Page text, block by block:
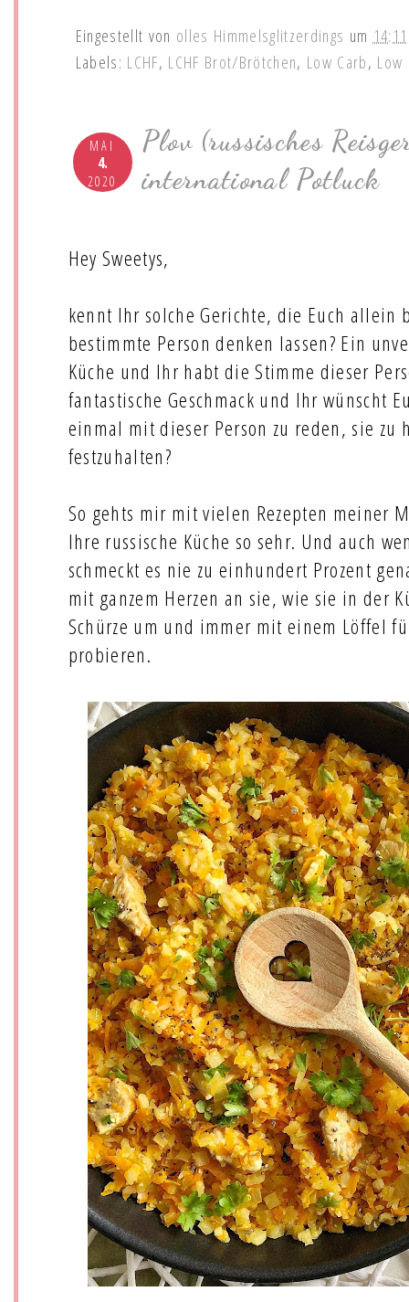
Eingestellt von olles Himmelsglitzerdings um 14:11
Labels: LCHF, LCHF Brot/Brötchen, Low Carb, Low
MAI
4.
2020
Plov (russisches
international Potluck
Hey Sweetys,
kennt Ihr solche Gerichte, die Euch allein
bestimmte Person denken lassen? Ein
Küche und Ihr habt die Stimme dieser
fantastische Geschmack und Ihr wünscht
einmal mit dieser Person zu reden, sie zu
festzuhalten?
So gehts mir mit vielen Rezepten meiner
Ihre russische Küche so sehr. Und auch
schmeckt es nie zu einhundert Prozent
mit ganzem Herzen an sie, wie sie in der
Schürze um und immer mit einem Löffel
probieren.